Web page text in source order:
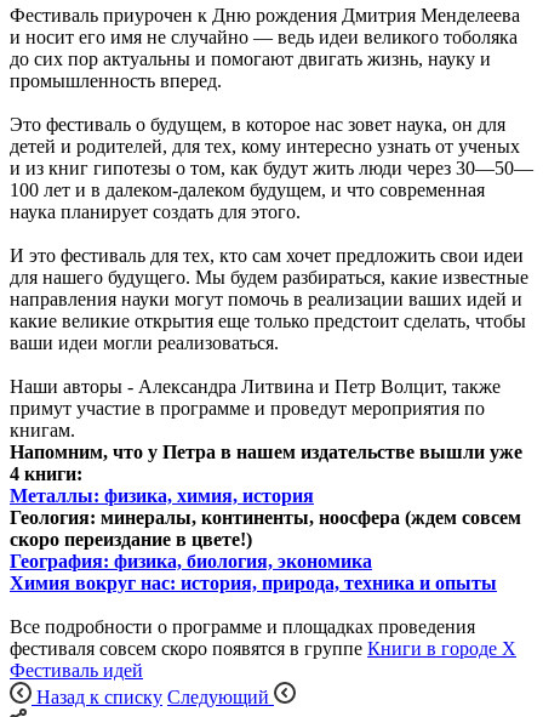
Фестиваль приурочен к Дню рождения Дмитрия Менделеева
и носит его имя не случайно — ведь идеи великого тоболяка
до сих пор актуальны и помогают двигать жизнь, науку и
промышленность вперед.
Это фестиваль о будущем, в которое нас зовет наука, он для
детей и родителей, для тех, кому интересно узнать от ученых
и из книг гипотезы о том, как будут жить люди через 30—50—
100 лет и в далеком-далеком будущем, и что современная
наука планирует создать для этого.
И это фестиваль для тех, кто сам хочет предложить свои идеи
для нашего будущего. Мы будем разбираться, какие известные
направления науки могут помочь в реализации ваших идей и
какие великие открытия еще только предстоит сделать, чтобы
ваши идеи могли реализоваться.
Наши авторы - Александра Литвина и Петр Волцит, также
примут участие в программе и проведут мероприятия по
книгам.
Напомним, что у Петра в нашем издательстве вышли уже
4 книги:
Металлы: физика, химия, история
Геология: минералы, континенты, ноосфера (ждем совсем
скоро переиздание в цвете!)
География: физика, биология, экономика
Химия вокруг нас: история, природа, техника и опыты
Все подробности о программе и площадках проведения
фестиваля совсем скоро появятся в группе Книги в городе Х
Фестиваль идей
Назад к списку Следующий